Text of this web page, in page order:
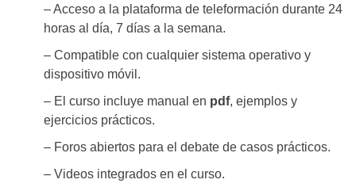
– Acceso a la plataforma de teleformación durante 24
horas al día, 7 días a la semana.
– Compatible con cualquier sistema operativo y
dispositivo móvil.
– El curso incluye manual en pdf, ejemplos y
ejercicios prácticos.
– Foros abiertos para el debate de casos prácticos.
– Videos integrados en el curso.